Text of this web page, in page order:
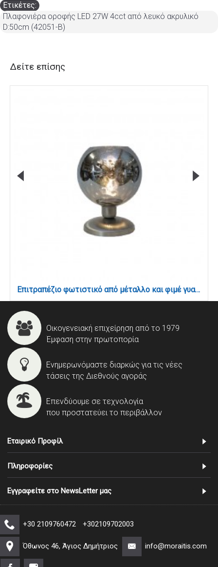
Ετικέτες:
Πλαφονιέρα οροφής LED 27W 4cct από λευκό ακρυλικό
D:50cm (42051-B)
Δείτε επίσης
Επιτραπέζιο φωτιστικό από μέταλλο και φιμέ γυαλί 1XE27 D:30cm (3043-Fime)
Οικογενειακή επιχείρηση από το 1979
Έμφαση στην πρωτοπορία
Ενημερωνόμαστε διαρκώς για τις νέες
τάσεις της Διεθνούς αγοράς
Επενδύουμε σε τεχνολογία
που προστατεύει το περιβάλλον
Εταιρικό Προφίλ
Πληροφορίες
Εγγραφείτε στο NewsLetter μας
+30 2109760472 +302109702003
Όθωνος 46, Άγιος Δημήτριος info@moraitis.com